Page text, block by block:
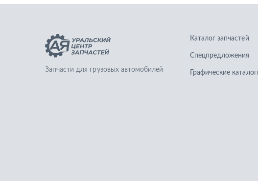
Запчасти для грузовых автомобилей
Спецпредложения
Графические каталоги